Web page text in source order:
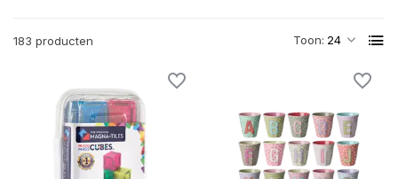
183 producten Toon: